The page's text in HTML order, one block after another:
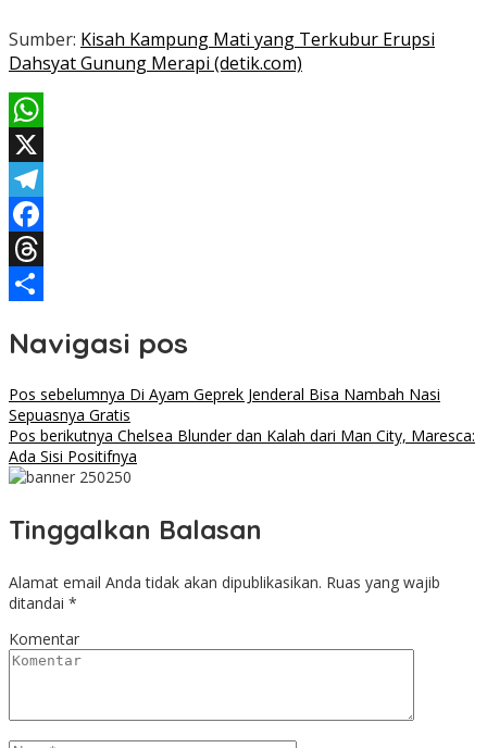
Sumber: Kisah Kampung Mati yang Terkubur Erupsi
Dahsyat Gunung Merapi (detik.com)
WhatsApp
X
Telegram
Facebook
Threads
Navigasi pos
Pos sebelumnya Di Ayam Geprek Jenderal Bisa Nambah Nasi
Sepuasnya Gratis
Pos berikutnya Chelsea Blunder dan Kalah dari Man City, Maresca:
Ada Sisi Positifnya
Tinggalkan Balasan
Alamat email Anda tidak akan dipublikasikan. Ruas yang wajib
ditandai *
Komentar